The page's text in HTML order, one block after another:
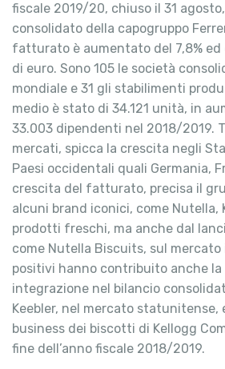
fiscale 2019/20, chiuso il 31
consolidato della capogruppo
fatturato è aumentato del 7,8% ed
di euro. Sono 105 le società
mondiale e 31 gli stabilimenti
medio è stato di 34.121 unità, in
33.003 dipendenti nel 2018/2019.
mercati, spicca la crescita negli
Paesi occidentali quali Germania,
crescita del fatturato, precisa il
alcuni brand iconici, come Nutella,
prodotti freschi, ma anche dal
come Nutella Biscuits, sul
positivi hanno contribuito anche la
integrazione nel bilancio
Keebler, nel mercato statunitense,
business dei biscotti di Kellogg
fine dell’anno fiscale 2018/2019.